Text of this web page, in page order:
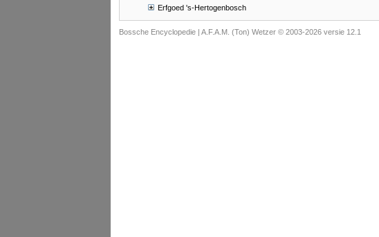
Erfgoed 's-Hertogenbosch
Bossche Encyclopedie | A.F.A.M. (Ton) Wetzer © 2003-2026 versie 12.1